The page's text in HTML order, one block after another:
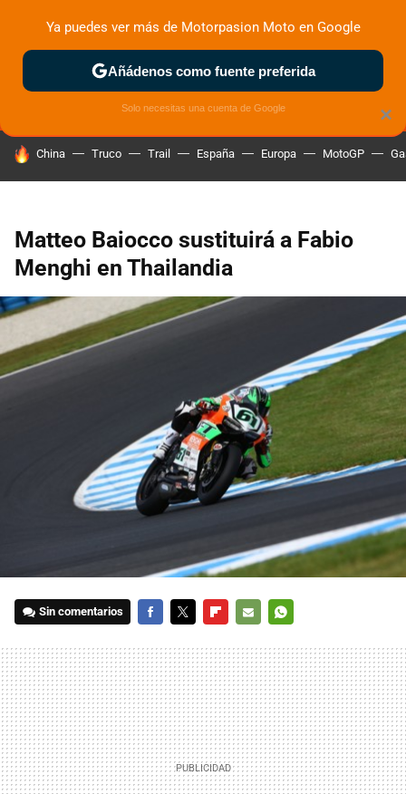
MENÚ NUEVO
ZONA DE PRUEBAS DEPORTIVAS MOTOS ELÉCTRICAS
HOY SE HABLA DE
China Truco Trail España Europa MotoGP
Matteo Baiocco sustituirá a Fabio
Menghi en Thailandia
Sin comentarios
MAIL
×
Ya puedes ver más de Motorpasion Moto en Google
Añádenos como fuente preferida
Solo necesitas una cuenta de Google